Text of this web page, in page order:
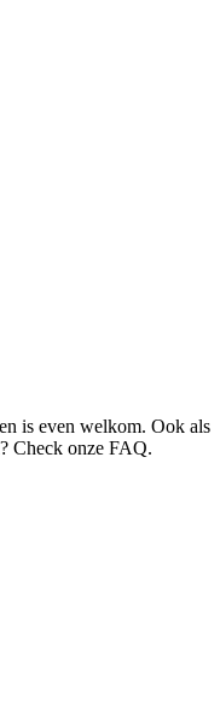
is even welkom. Ook als
Check onze FAQ.